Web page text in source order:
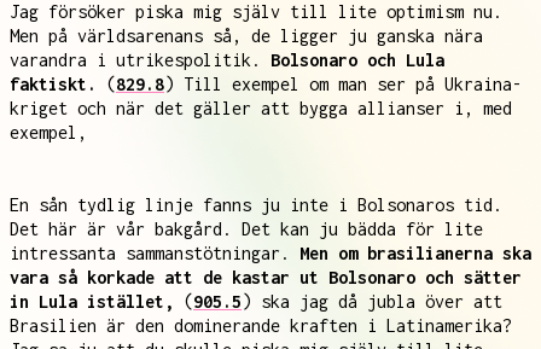
Jag försöker piska mig själv till lite optimism nu.
Men på världsarenans så, de ligger ju ganska nära
varandra i utrikespolitik. Bolsonaro och Lula
faktiskt.
(829.8) Till exempel om man ser på Ukraina-
kriget och när det gäller att bygga allianser i, med
exempel,
En sån tydlig linje fanns ju inte i Bolsonaros tid.
Det här är vår bakgård. Det kan ju bädda för lite
intressanta sammanstötningar. Men om brasilianerna ska
vara så korkade att de kastar ut Bolsonaro och sätter
in Lula istället,
(905.5) ska jag då jubla över att
Brasilien är den dominerande kraften i Latinamerika?